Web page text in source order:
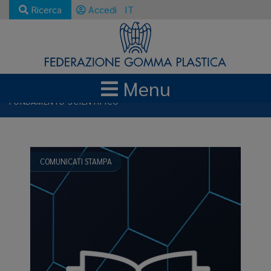
Ricerca Accedi IT
Menu
NEWS E AGGIORNAMENTI
FONDAMENTO SCIENTIFICO
COMUNICATI STAMPA